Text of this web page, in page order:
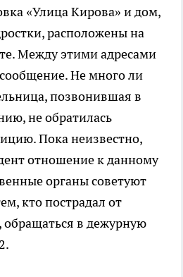
«Улица Кирова» и дом,
расположены на
Между этими адресами
Не много ли
позвонившая в
не обратилась
Пока неизвестно,
отношение к данному
органы советуют
кто пострадал от
в дежурную